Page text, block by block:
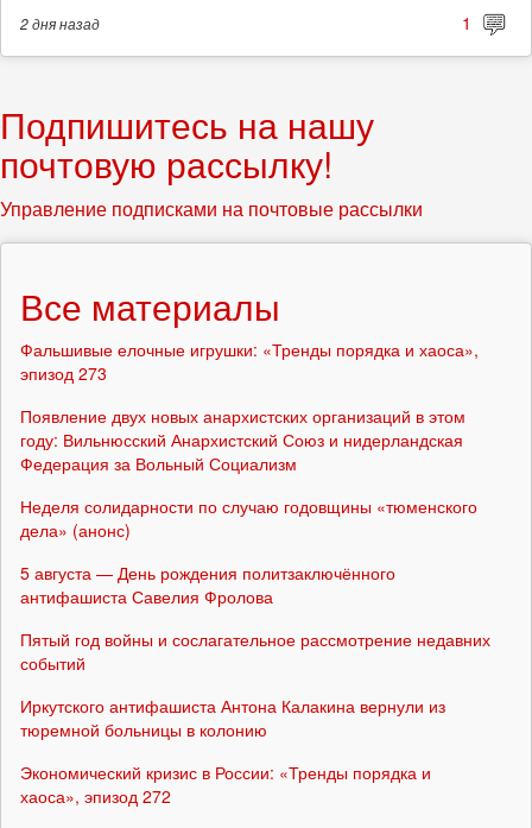
2 дняназад 1
Подпишитесь на нашу
почтовую рассылку!
Управление подписками на почтовые рассылки
Все материалы
Фальшивые елочные игрушки: «Тренды порядка и хаоса»,
эпизод 273
Появление двух новых анархистских организаций в этом
году: Вильнюсский Анархистский Союз и нидерландская
Федерация за Вольный Социализм
Неделя солидарности по случаю годовщины «тюменского
дела» (анонс)
5 августа — День рождения политзаключённого
антифашиста Савелия Фролова
Пятый год войны и сослагательное рассмотрение недавних
событий
Иркутского антифашиста Антона Калакина вернули из
тюремной больницы в колонию
Экономический кризис в России: «Тренды порядка и
хаоса», эпизод 272